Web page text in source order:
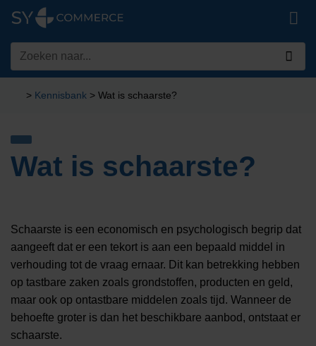
naar
inhoud
Zoeken
> Kennisbank > Wat is schaarste?
Wat is schaarste?
Schaarste is een economisch en psychologisch begrip dat
aangeeft dat er een tekort is aan een bepaald middel in
verhouding tot de vraag ernaar. Dit kan betrekking hebben
op tastbare zaken zoals grondstoffen, producten en geld,
maar ook op ontastbare middelen zoals tijd. Wanneer de
behoefte groter is dan het beschikbare aanbod, ontstaat er
schaarste.